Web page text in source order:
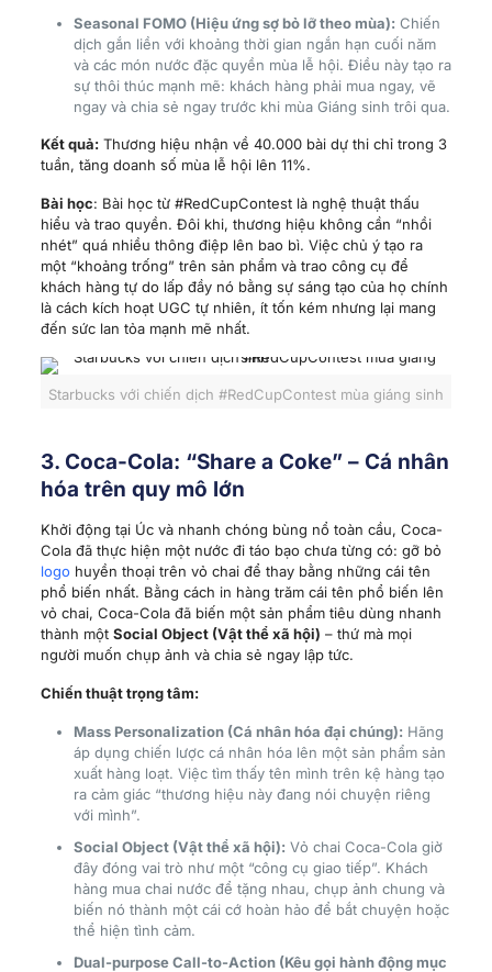
Seasonal FOMO (Hiệu ứng sợ bỏ lỡ theo mùa): Chiến
dịch gắn liền với khoảng thời gian ngắn hạn cuối năm
và các món nước đặc quyền mùa lễ hội. Điều này tạo ra
sự thôi thúc mạnh mẽ: khách hàng phải mua ngay, vẽ
ngay và chia sẻ ngay trước khi mùa Giáng sinh trôi qua.
Kết quả:Thương hiệu nhận về 40.000 bài dự thi chỉ trong 3
tuần, tăng doanh số mùa lễ hội lên 11%.
Bài học: Bài học từ #RedCupContest là nghệ thuật thấu
hiểu và trao quyền. Đôi khi, thương hiệu không cần “nhồi
nhét” quá nhiều thông điệp lên bao bì. Việc chủ ý tạo ra
một “khoảng trống” trên sản phẩm và trao công cụ để
khách hàng tự do lấp đầy nó bằng sự sáng tạo của họ chính
là cách kích hoạt UGC tự nhiên, ít tốn kém nhưng lại mang
đến sức lan tỏa mạnh mẽ nhất.
Starbucks với chiến dịch #RedCupContest mùa giáng sinh
3. Coca-Cola: “Share a Coke” – Cá nhân
hóa trên quy mô lớn
Khởi động tại Úc và nhanh chóng bùng nổ toàn cầu, Coca-
Cola đã thực hiện một nước đi táo bạo chưa từng có: gỡ bỏ
logohuyền thoại trên vỏ chai để thay bằng những cái tên
phổ biến nhất. Bằng cách in hàng trăm cái tên phổ biến lên
vỏ chai, Coca-Cola đã biến một sản phẩm tiêu dùng nhanh
thành một Social Object (Vật thể xã hội) – thứ mà mọi
người muốn chụp ảnh và chia sẻ ngay lập tức.
Chiến thuật trọng tâm:
Mass Personalization (Cá nhân hóa đại chúng): Hãng
áp dụng chiến lược cá nhân hóa lên một sản phẩm sản
xuất hàng loạt. Việc tìm thấy tên mình trên kệ hàng tạo
ra cảm giác “thương hiệu này đang nói chuyện riêng
với mình”.
Social Object (Vật thể xã hội): Vỏ chai Coca-Cola giờ
đây đóng vai trò như một “công cụ giao tiếp”. Khách
hàng mua chai nước để tặng nhau, chụp ảnh chung và
biến nó thành một cái cớ hoàn hảo để bắt chuyện hoặc
thể hiện tình cảm.
Dual-purpose Call-to-Action (Kêu gọi hành động mục